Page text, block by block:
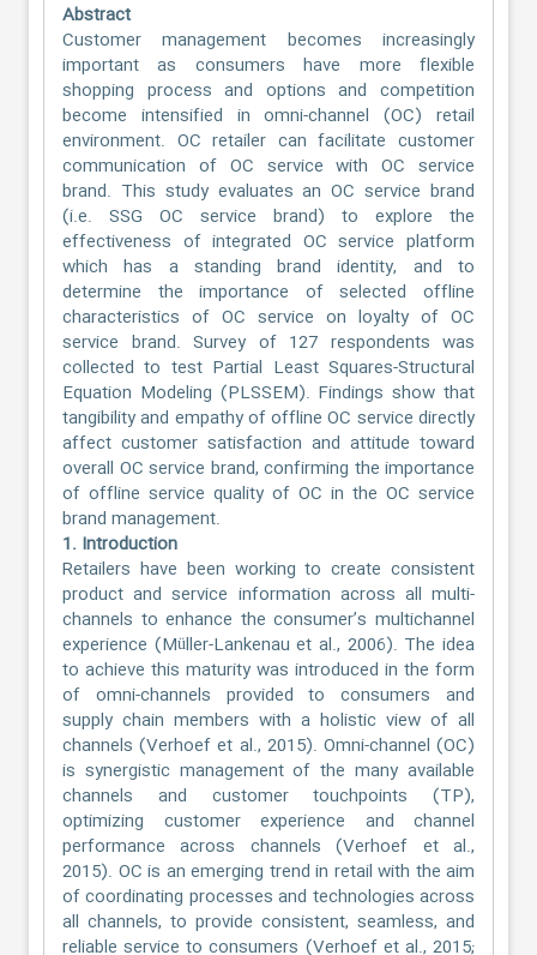
Abstract
Customer management becomes increasingly
important as consumers have more flexible
shopping process and options and competition
become intensified in omni-channel (OC) retail
environment. OC retailer can facilitate customer
communication of OC service with OC service
brand. This study evaluates an OC service brand
(i.e. SSG OC service brand) to explore the
effectiveness of integrated OC service platform
which has a standing brand identity, and to
determine the importance of selected offline
characteristics of OC service on loyalty of OC
service brand. Survey of 127 respondents was
collected to test Partial Least Squares-Structural
Equation Modeling (PLSSEM). Findings show that
tangibility and empathy of offline OC service directly
affect customer satisfaction and attitude toward
overall OC service brand, confirming the importance
of offline service quality of OC in the OC service
brand management.
1. Introduction
Retailers have been working to create consistent
product and service information across all multi-
channels to enhance the consumer’s multichannel
experience (Müller-Lankenau et al., 2006). The idea
to achieve this maturity was introduced in the form
of omni-channels provided to consumers and
supply chain members with a holistic view of all
channels (Verhoef et al., 2015). Omni-channel (OC)
is synergistic management of the many available
channels and customer touchpoints (TP),
optimizing customer experience and channel
performance across channels (Verhoef et al.,
2015). OC is an emerging trend in retail with the aim
of coordinating processes and technologies across
all channels, to provide consistent, seamless, and
reliable service to consumers (Verhoef et al., 2015;